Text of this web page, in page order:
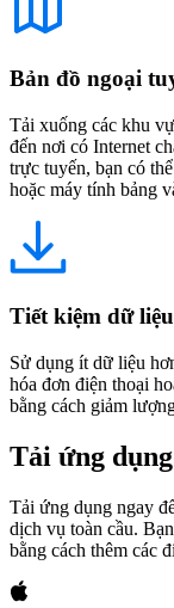
Bản đồ ngoại
Tải xuống các khu
đến nơi có Internet
trực tuyến, bạn có
hoặc máy tính bảng
Tiết kiệm dữ liệu
Sử dụng ít dữ liệu
hóa đơn điện thoại
bằng cách giảm
Tải ứng
Tải ứng dụng ngay
dịch vụ toàn cầu.
bằng cách thêm các